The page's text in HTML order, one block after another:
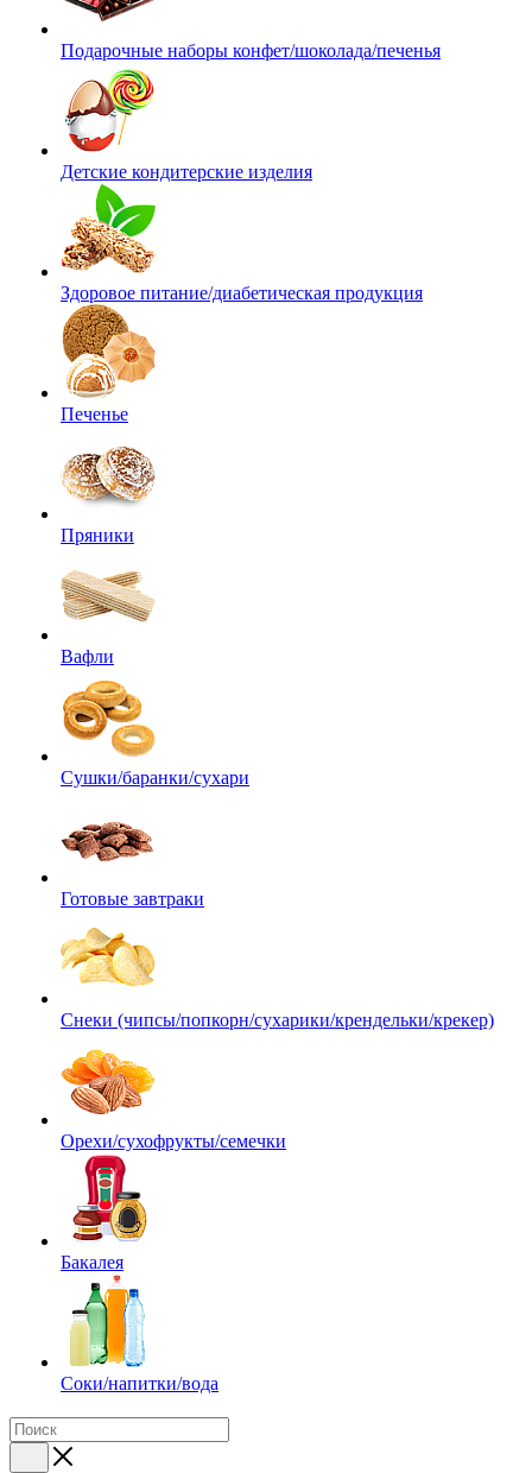
Подарочные наборы конфет/шоколада/печенья
Детские кондитерские изделия
Здоровое питание/диабетическая продукция
Печенье
Пряники
Вафли
Сушки/баранки/сухари
Готовые завтраки
Снеки (чипсы/попкорн/сухарики/крендельки/крекер)
Орехи/сухофрукты/семечки
Бакалея
Соки/напитки/вода